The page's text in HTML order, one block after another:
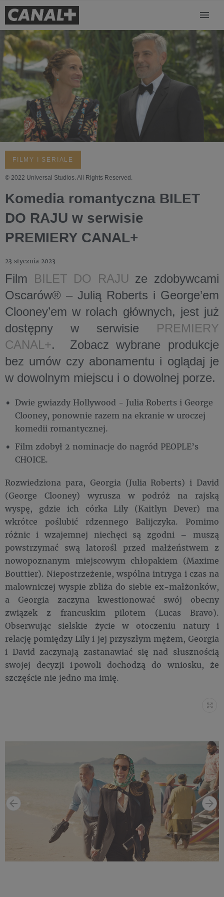
FILMY I SERIALE
© 2022 Universal Studios. All Rights Reserved.
Komedia romantyczna BILET
DO RAJU w serwisie
PREMIERY CANAL+
23 stycznia 2023
Film BILET DO RAJU ze zdobywcami
Oscarów® – Julią Roberts i George’em
Clooney’em w rolach głównych, jest już
dostępny w serwisie PREMIERY
CANAL+. Zobacz wybrane produkcje
bez umów czy abonamentu i oglądaj je
w dowolnym miejscu i o dowolnej porze.
Dwie gwiazdy Hollywood - Julia Roberts i George
Clooney, ponownie razem na ekranie w uroczej
komedii romantycznej.
Film zdobył 2 nominacje do nagród PEOPLE’s
CHOICE.
Rozwiedziona para, Georgia (Julia Roberts) i David
(George Clooney) wyrusza w podróż na rajską
wyspę, gdzie ich córka Lily (Kaitlyn Dever) ma
wkrótce poślubić rdzennego Balijczyka. Pomimo
różnic i wzajemnej niechęci są zgodni – muszą
powstrzymać swą latorośl przed małżeństwem z
nowopoznanym miejscowym chłopakiem (Maxime
Bouttier). Niepostrzeżenie, wspólna intryga i czas na
malowniczej wyspie zbliża do siebie ex-małżonków,
a Georgia zaczyna kwestionować swój obecny
związek z francuskim pilotem (Lucas Bravo).
Obserwując sielskie życie w otoczeniu natury i
relację pomiędzy Lily i jej przyszłym mężem, Georgia
i David zaczynają zastanawiać się nad słusznością
swojej decyzji i powoli dochodzą do wniosku, że
szczęście nie jedno ma imię.